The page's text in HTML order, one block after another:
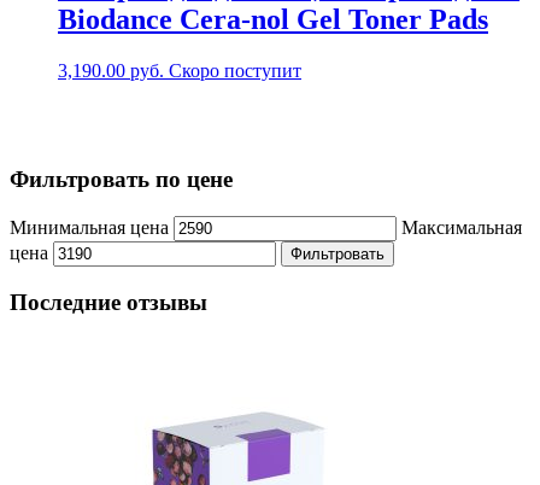
Biodance Cera-nol Gel Toner Pads
3,190.00 руб. Скоро поступит
Фильтровать по цене
Минимальная цена
Максимальная
цена
Фильтровать
Последние отзывы